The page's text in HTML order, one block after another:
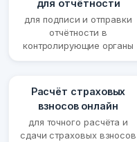
для отчётности
для подписи и отправки
отчётности в
контролирующие органы
Расчёт страховых
взносов онлайн
для точного расчёта и
сдачи страховых взносов